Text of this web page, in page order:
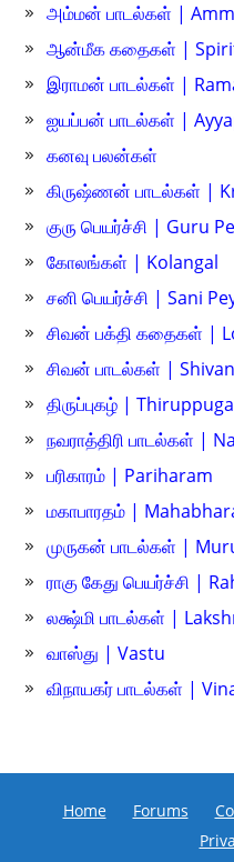
அம்மன் பாடல்கள் |
ஆன்மீக கதைகள் |
இராமன் பாடல்கள் |
ஐயப்பன் பாடல்கள் |
கனவு பலன்கள்
கிருஷ்ணன் பாடல்கள் |
குரு பெயர்ச்சி | Guru
கோலங்கள் | Kolangal
சனி பெயர்ச்சி | Sani
சிவன் பக்தி கதைகள் |
சிவன் பாடல்கள் |
திருப்புகழ் |
நவராத்திரி பாடல்கள் |
பரிகாரம் | Pariharam
மகாபாரதம் |
முருகன் பாடல்கள் |
ராகு கேது பெயர்ச்சி |
லக்ஷ்மி பாடல்கள் |
வாஸ்து | Vastu
விநாயகர் பாடல்கள் |
Home Forums